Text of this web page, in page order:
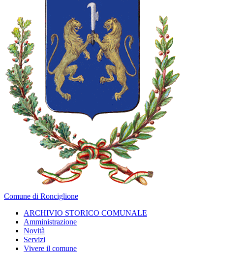
Comune di Ronciglione
ARCHIVIO STORICO COMUNALE
Amministrazione
Novità
Servizi
Vivere il comune